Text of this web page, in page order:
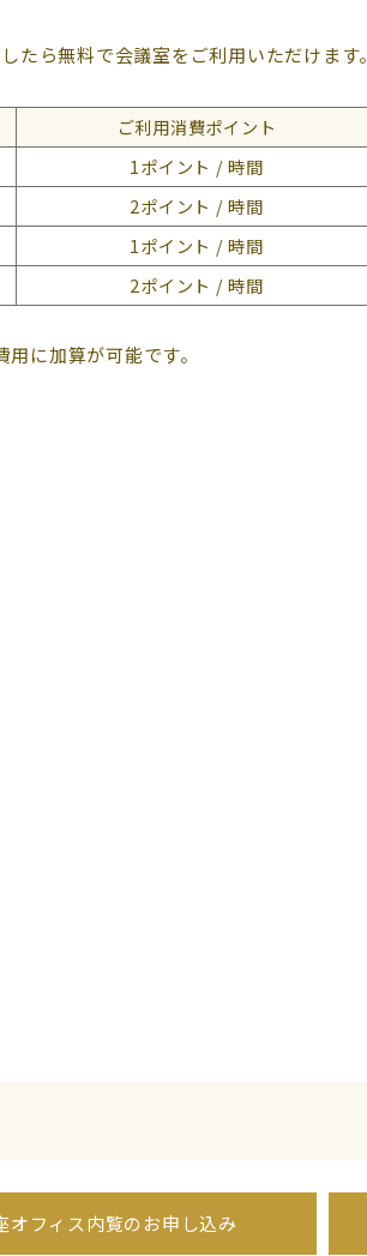
たら無料で会議室をご利用いただけます。
ご利用消費ポイント
1ポイント / 時間
2ポイント / 時間
1ポイント / 時間
2ポイント / 時間
に加算が可能です。
オフィス内覧のお申し込み